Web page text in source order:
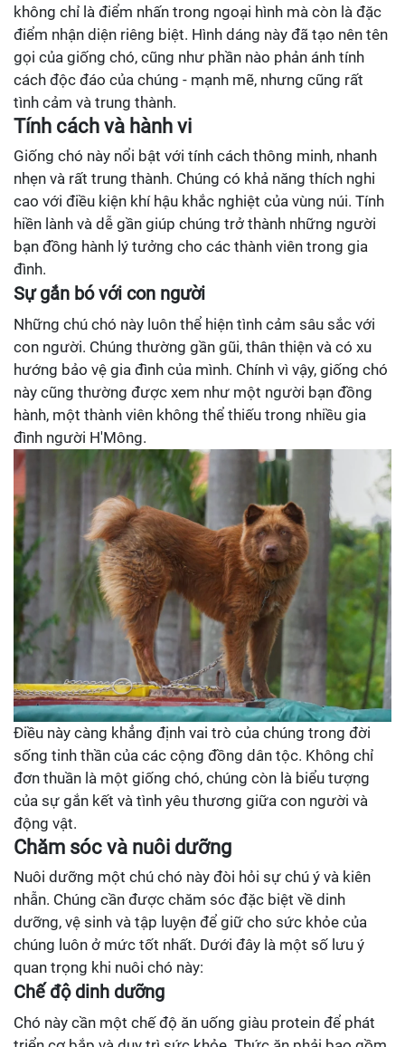
không chỉ là điểm nhấn trong ngoại hình mà còn là đặc
điểm nhận diện riêng biệt. Hình dáng này đã tạo nên tên
gọi của giống chó, cũng như phần nào phản ánh tính
cách độc đáo của chúng - mạnh mẽ, nhưng cũng rất
tình cảm và trung thành.
Tính cách và hành vi
Giống chó này nổi bật với tính cách thông minh, nhanh
nhẹn và rất trung thành. Chúng có khả năng thích nghi
cao với điều kiện khí hậu khắc nghiệt của vùng núi. Tính
hiền lành và dễ gần giúp chúng trở thành những người
bạn đồng hành lý tưởng cho các thành viên trong gia
đình.
Sự gắn bó với con người
Những chú chó này luôn thể hiện tình cảm sâu sắc với
con người. Chúng thường gần gũi, thân thiện và có xu
hướng bảo vệ gia đình của mình. Chính vì vậy, giống chó
này cũng thường được xem như một người bạn đồng
hành, một thành viên không thể thiếu trong nhiều gia
đình người H'Mông.
Điều này càng khẳng định vai trò của chúng trong đời
sống tinh thần của các cộng đồng dân tộc. Không chỉ
đơn thuần là một giống chó, chúng còn là biểu tượng
của sự gắn kết và tình yêu thương giữa con người và
động vật.
Chăm sóc và nuôi dưỡng
Nuôi dưỡng một chú chó này đòi hỏi sự chú ý và kiên
nhẫn. Chúng cần được chăm sóc đặc biệt về dinh
dưỡng, vệ sinh và tập luyện để giữ cho sức khỏe của
chúng luôn ở mức tốt nhất. Dưới đây là một số lưu ý
quan trọng khi nuôi chó này:
Chế độ dinh dưỡng
Chó này cần một chế độ ăn uống giàu protein để phát